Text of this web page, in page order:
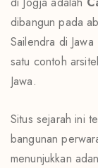
dibangun pada
Sailendra di
satu contoh
Jawa.
Situs sejarah ini
bangunan
menunjukkan